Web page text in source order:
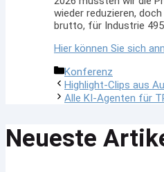
wieder reduzieren,
brutto, für Industrie
Hier können Sie sich
Kategorien
Konferenz
Highlight-Clips aus
Alle KI-Agenten für
Neueste